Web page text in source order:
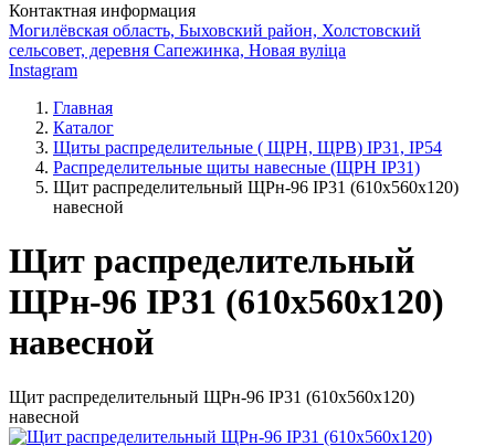
Контактная информация
Могилёвская область, Быховский район, Холстовский
сельсовет, деревня Сапежинка, Новая вуліца
Instagram
Главная
Каталог
Щиты распределительные ( ЩРН, ЩРВ) IP31, IP54
Распределительные щиты навесные (ЩРН IP31)
Щит распределительный ЩРн-96 IP31 (610х560х120)
навесной
Щит распределительный
ЩРн-96 IP31 (610х560х120)
навесной
Щит распределительный ЩРн-96 IP31 (610х560х120)
навесной